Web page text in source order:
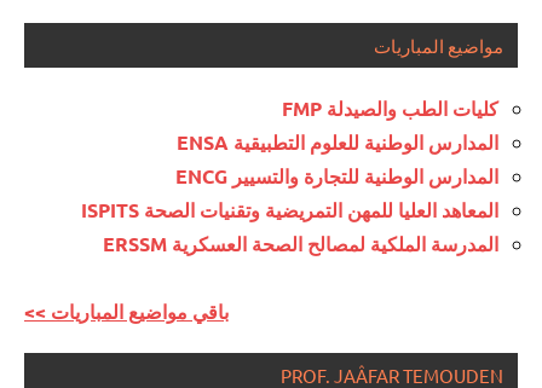
مواضيع المباريات
كليات الطب والصيدلة FMP
المدارس الوطنية للعلوم التطبيقية ENSA
المدارس الوطنية للتجارة والتسيير ENCG
المعاهد العليا للمهن التمريضية وتقنيات الصحة ISPITS
المدرسة الملكية لمصالح الصحة العسكرية ERSSM
<< باقي مواضيع المباريات
PROF. JAÂFAR TEMOUDEN